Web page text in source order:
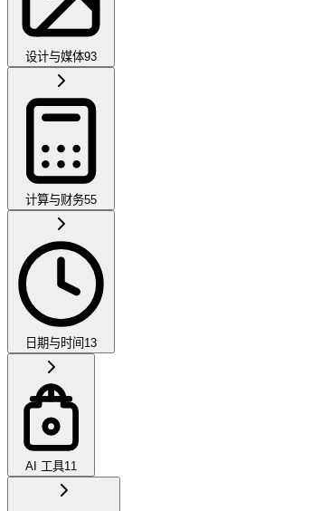
设计与媒体93
计算与财务55
日期与时间 13
AI 工具11